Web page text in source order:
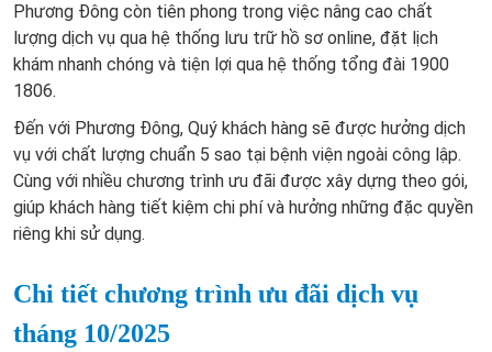
Phương Đông còn tiên phong trong việc nâng cao chất
lượng dịch vụ qua hệ thống lưu trữ hồ sơ online, đặt lịch
khám nhanh chóng và tiện lợi qua hệ thống tổng đài 1900
1806.
Đến với Phương Đông, Quý khách hàng sẽ được hưởng dịch
vụ với chất lượng chuẩn 5 sao tại bệnh viện ngoài công lập.
Cùng với nhiều chương trình ưu đãi được xây dựng theo gói,
giúp khách hàng tiết kiệm chi phí và hưởng những đặc quyền
riêng khi sử dụng.
Chi tiết chương trình ưu đãi dịch vụ
tháng 10/2025